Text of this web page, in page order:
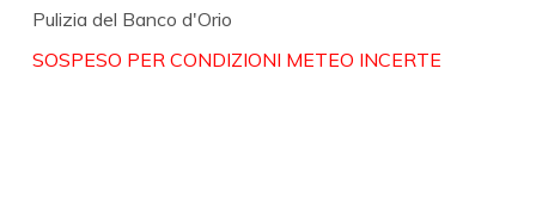
Pulizia del Banco d'Orio
SOSPESO PER CONDIZIONI METEO INCERTE